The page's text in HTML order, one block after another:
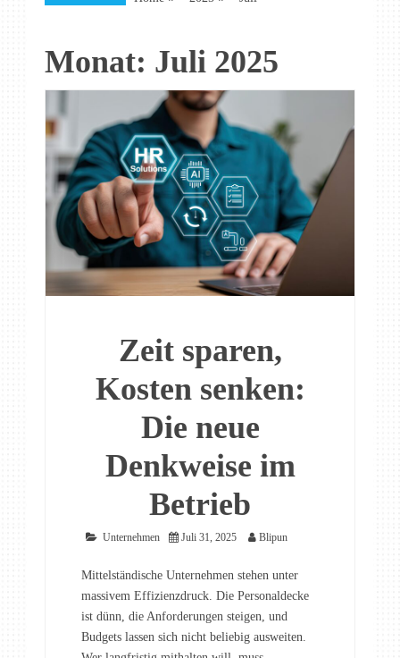
Monat: Juli 2025
Zeit sparen,
Kosten senken:
Die neue
Denkweise im
Betrieb
Unternehmen Juli 31, 2025 Blipun
Mittelständische Unternehmen stehen unter
massivem Effizienzdruck. Die Personaldecke
ist dünn, die Anforderungen steigen, und
Budgets lassen sich nicht beliebig ausweiten.